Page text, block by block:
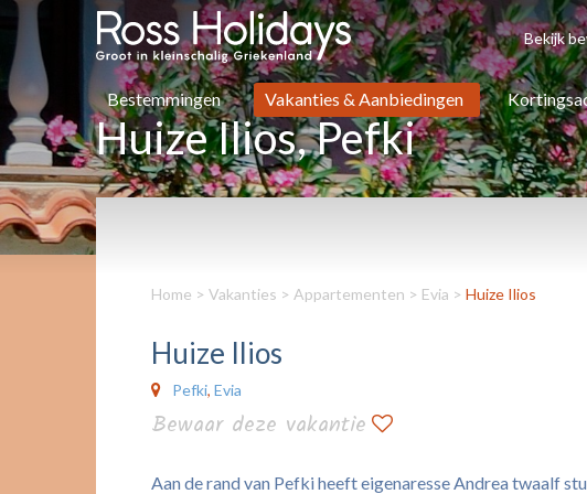
Bekijk
Bestemmingen Vakanties & Aanbiedingen
Huize Ilios, Pefki
Home > Vakanties > Appartementen > Evia > Huize Ilios
Huize Ilios
Pefki, Evia
Bewaar deze vakantie
Aan de rand van Pefki heeft eigenaresse Andrea twaalf